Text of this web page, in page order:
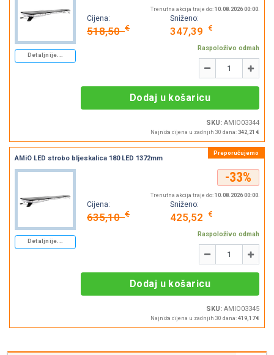
Detaljnije...
Trenutna akcija traje do: 10.08.2026 00:00.
Cijena:
518,50€
Sniženo:
347,39 €
Raspoloživo odmah
- +
Dodaj u košaricu
SKU: AMIO03344
Najniža cijena u zadnjih 30 dana: 342,21 €
Detaljnije...
AMiO LED strobo bljeskalica 180 LED 1372mm
-33%
Trenutna akcija traje do: 10.08.2026 00:00.
Cijena:
635,10€
Sniženo:
425,52 €
Raspoloživo odmah
- +
Dodaj u košaricu
SKU: AMIO03345
Najniža cijena u zadnjih 30 dana: 419,17 €